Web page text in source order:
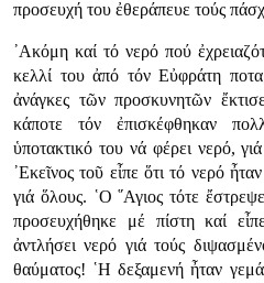
προσευχή του ἐθεράπευε τούς
᾿Ακόμη καί τό νερό πού
κελλί του ἀπό τόν Εὐφράτη
ἀνάγκες τῶν προσκυνητῶν
κάποτε τόν ἐπισκέφθηκαν
ὑποτακτικό του νά φέρει νερό,
᾿Εκεῖνος τοῦ εἶπε ὅτι τό νερό
γιά ὅλους. ῾Ο ῞Αγιος τότε
προσευχήθηκε μέ πίστη καί
ἀντλήσει νερό γιά τούς
θαύματος! ῾Η δεξαμενή ἦταν